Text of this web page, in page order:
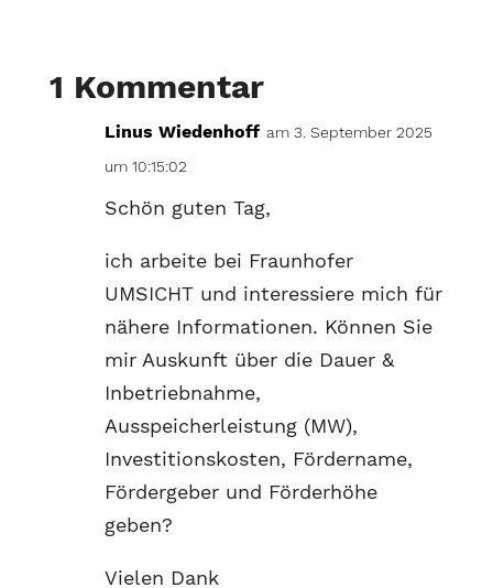
1 Kommentar
Linus Wiedenhoff am 3. September 2025
um 10:15:02
Schön guten Tag,
ich arbeite bei Fraunhofer
UMSICHT und interessiere mich für
nähere Informationen. Können Sie
mir Auskunft über die Dauer &
Inbetriebnahme,
Ausspeicherleistung (MW),
Investitionskosten, Fördername,
Fördergeber und Förderhöhe
geben?
Vielen Dank